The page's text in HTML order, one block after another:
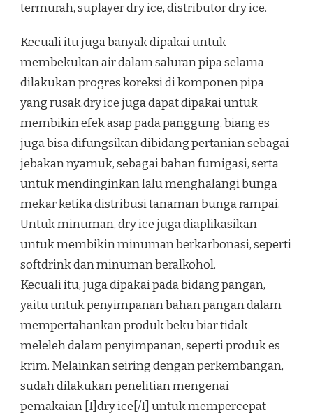
termurah, suplayer dry ice, distributor dry ice.
Kecuali itu juga banyak dipakai untuk
membekukan air dalam saluran pipa selama
dilakukan progres koreksi di komponen pipa
yang rusak.dry ice juga dapat dipakai untuk
membikin efek asap pada panggung. biang es
juga bisa difungsikan dibidang pertanian sebagai
jebakan nyamuk, sebagai bahan fumigasi, serta
untuk mendinginkan lalu menghalangi bunga
mekar ketika distribusi tanaman bunga rampai.
Untuk minuman, dry ice juga diaplikasikan
untuk membikin minuman berkarbonasi, seperti
softdrink dan minuman beralkohol.
Kecuali itu, juga dipakai pada bidang pangan,
yaitu untuk penyimpanan bahan pangan dalam
mempertahankan produk beku biar tidak
meleleh dalam penyimpanan, seperti produk es
krim. Melainkan seiring dengan perkembangan,
sudah dilakukan penelitian mengenai
pemakaian [I]dry ice[/I] untuk mempercepat